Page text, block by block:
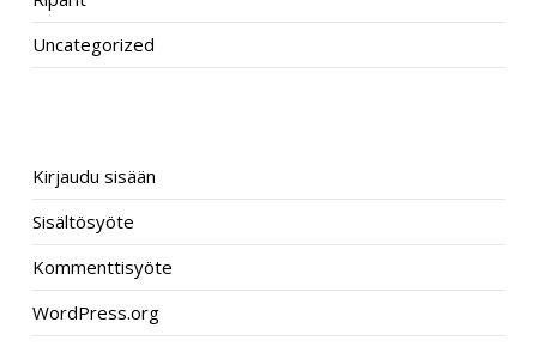
Uncategorized
Kirjaudu sisään
Sisältösyöte
Kommenttisyöte
WordPress.org